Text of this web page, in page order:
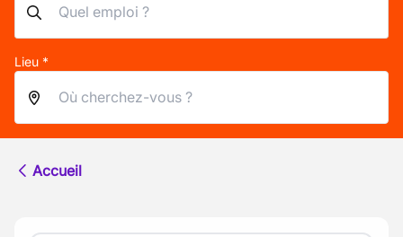
Lieu *
Accueil